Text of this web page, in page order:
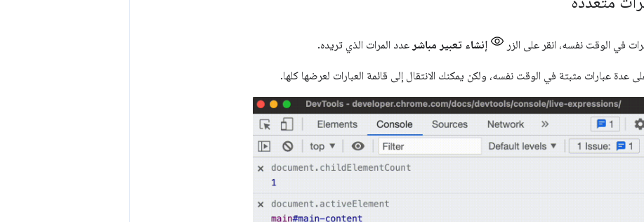
في الوقت نفسه، انقر على الزر إنشاء تعبير مباشر عدد المرات الذي تريده.
عدة عبارات مثبتة في الوقت نفسه، ولكن يمكنك الانتقال إلى قائمة العبارات لعرضها كلها.